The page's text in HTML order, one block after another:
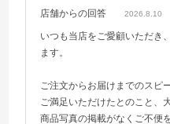
店舗からの回答 2026.8.10
いつも当店をご愛顧いただき
ます。
ご注文からお届けまでのスピ
ご満足いただけたとのこと、
商品写真の掲載がなくご不便